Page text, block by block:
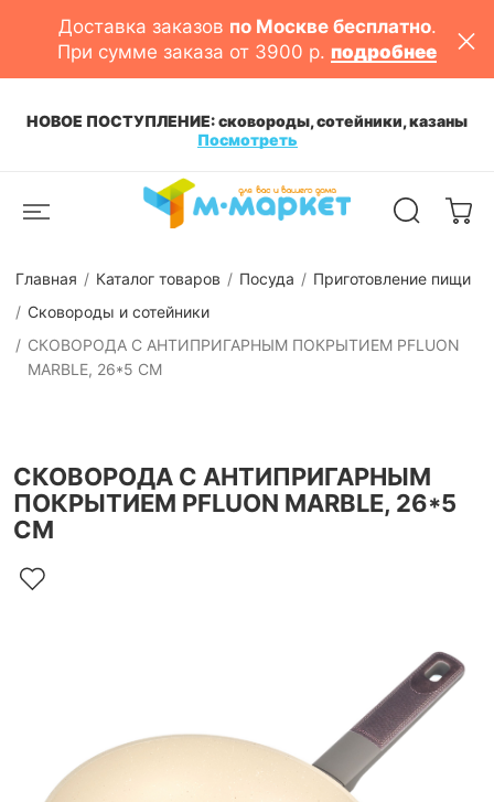
Доставка заказов по Москве бесплатно.
При сумме заказа от 3900 р. подробнее
НОВОЕ ПОСТУПЛЕНИЕ: сковороды, сотейники, казаны
Посмотреть
Главная Каталог товаров Посуда
Приготовление пищи
Сковороды и сотейники
СКОВОРОДА С АНТИПРИГАРНЫМ ПОКРЫТИЕМ PFLUON
MARBLE, 26*5 СМ
СКОВОРОДА С АНТИПРИГАРНЫМ
ПОКРЫТИЕМ PFLUON MARBLE, 26*5
СМ